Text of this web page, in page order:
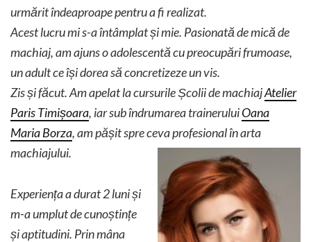
urmărit îndeaproape pentru a fi realizat.
Acest lucru mi s-a întâmplat și mie. Pasionată de mică de
machiaj, am ajuns o adolescentă cu preocupări frumoase,
un adult ce își dorea să concretizeze un vis.
Zis și făcut. Am apelat la cursurile Școlii de machiajAtelier
Paris Timișoara, iar sub îndrumarea traineruluiOana
Maria Borza, am pășit spre ceva profesional în arta
machiajului.
Experiența a durat 2 luni și
m-a umplut de cunoștințe
și aptitudini. Prin mâna